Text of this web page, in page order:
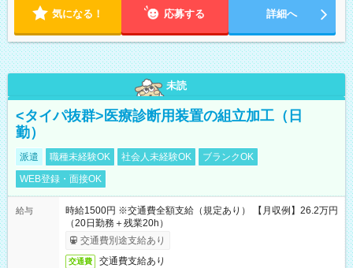
気になる！ 応募する 詳細へ
未読
<タイパ抜群>医療診断用装置の組立加工（日
勤）
派遣 職種未経験OK 社会人未経験OK
ブランクOK
WEB登録・面接OK
給与
時給1500円 ※交通費全額支給（規定あり） 【月収例】26.2万円
（20日勤務＋残業20h）
交通費別途支給あり
交通費 交通費支給あり